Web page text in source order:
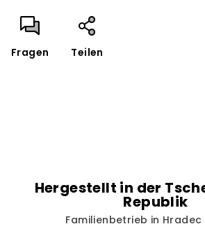
Fragen Teilen
Hergestellt in der
Republik
Familienbetrieb in Hradec